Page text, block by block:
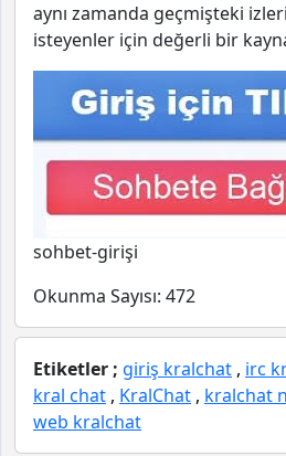
aynı zamanda geçmişteki
isteyenler için değerli bir
sohbet-girişi
Okunma Sayısı: 472
Etiketler ; giriş kralchat , irc
kral chat , KralChat , kralchat
web kralchat